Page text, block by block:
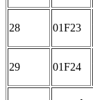
28 01F23
29 01F24